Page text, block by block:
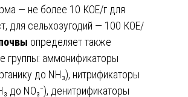
— не более 10 КОЕ/г для
для сельхозугодий — 100 КОЕ/
определяет также
группы: аммонификаторы
до NH₃), нитрификаторы
до NO₃⁻), денитрификаторы